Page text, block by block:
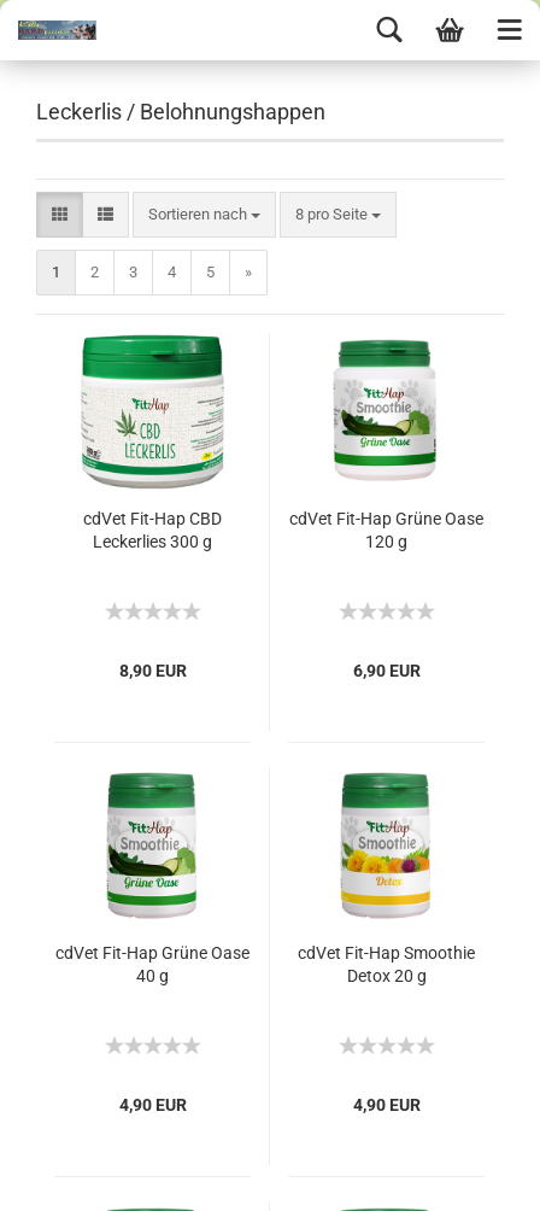
Leckerlis / Belohnungshappen
Sortieren nach 8 pro Seite
1 2 3 4 5 »
cdVet Fit-Hap CBD
Leckerlies 300 g
8,90 EUR
cdVet Fit-Hap Grüne Oase
120 g
6,90 EUR
cdVet Fit-Hap Grüne Oase
40 g
4,90 EUR
cdVet Fit-Hap Smoothie
Detox 20 g
4,90 EUR